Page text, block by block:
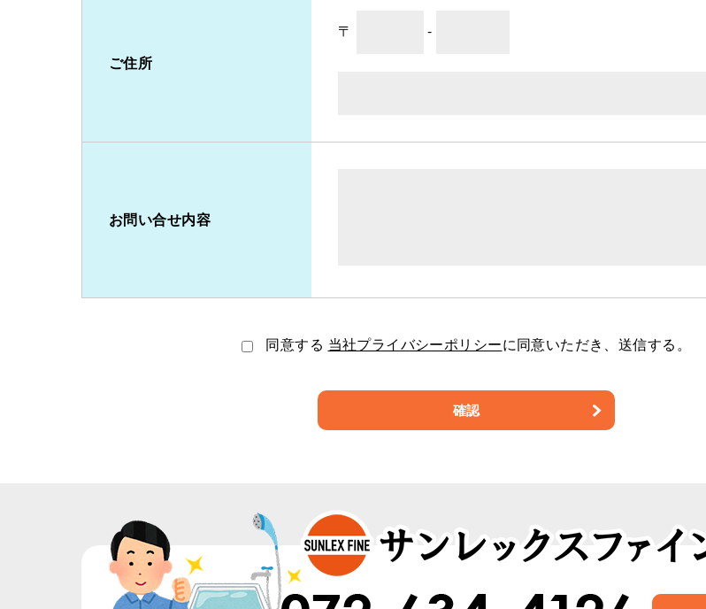
ご住所
〒 -
お問い合せ内容
同意する 当社プライバシーポリシーに同意いただき、送信する。